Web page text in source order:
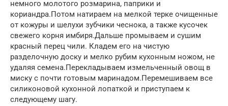
немного молотого розмарина, паприки и
кориандра.Потом натираем на мелкой терке очищенные
от кожуры и шелухи зубчики чеснока, а также кусочек
свежего корня имбиря.Дальше промываем и сушим
красный перец чили. Кладем его на чистую
разделочную доску и мелко рубим кухонным ножом, не
удаляя семена.Перекладываем измельченный овощ в
миску с почти готовым маринадом.Перемешиваем все
силиконовой кухонной лопаткой и приступаем к
следующему шагу.